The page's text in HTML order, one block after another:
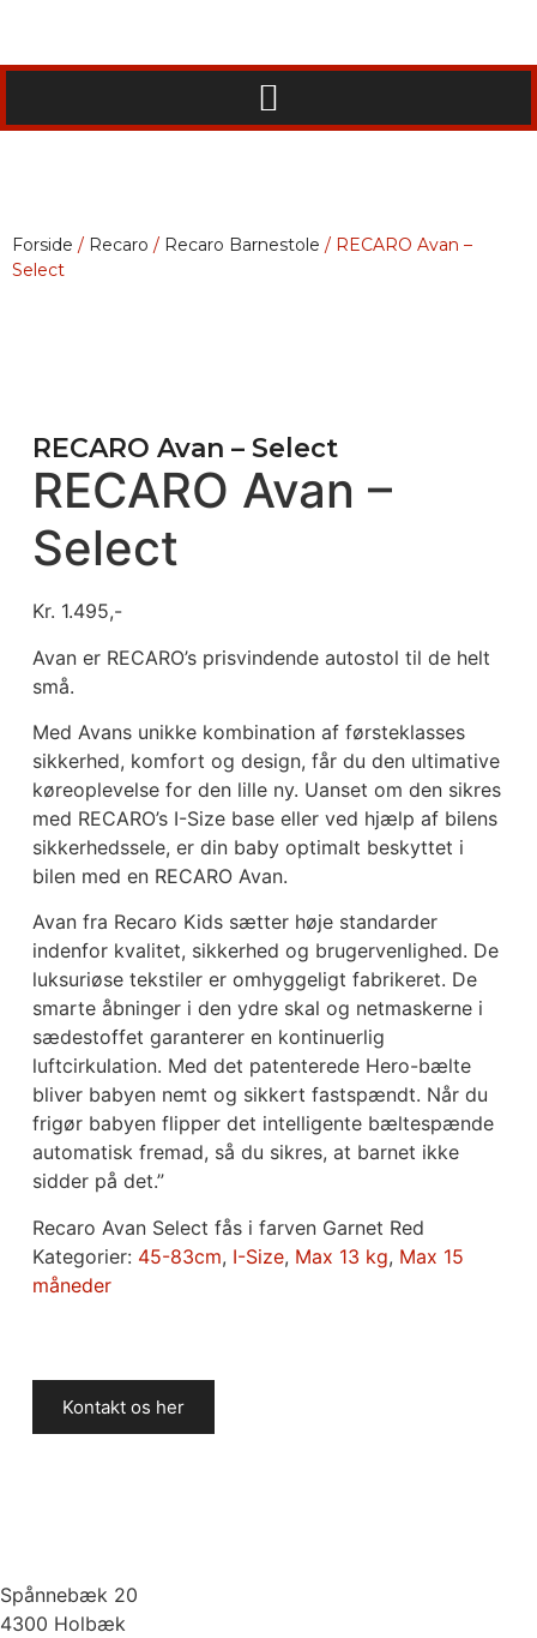
Forside / Recaro / Recaro Barnestole / RECARO Avan –
Select
RECARO Avan – Select
RECARO Avan –
Select
Kr. 1.495,-
Avan er RECARO’s prisvindende autostol til de helt
små.
Med Avans unikke kombination af førsteklasses
sikkerhed, komfort og design, får du den ultimative
køreoplevelse for den lille ny. Uanset om den sikres
med RECARO’s I-Size base eller ved hjælp af bilens
sikkerhedssele, er din baby optimalt beskyttet i
bilen med en RECARO Avan.
Avan fra Recaro Kids sætter høje standarder
indenfor kvalitet, sikkerhed og brugervenlighed. De
luksuriøse tekstiler er omhyggeligt fabrikeret. De
smarte åbninger i den ydre skal og netmaskerne i
sædestoffet garanterer en kontinuerlig
luftcirkulation. Med det patenterede Hero-bælte
bliver babyen nemt og sikkert fastspændt. Når du
frigør babyen flipper det intelligente bæltespænde
automatisk fremad, så du sikres, at barnet ikke
sidder på det.”
Recaro Avan Select fås i farven Garnet Red
Kategorier: 45-83cm, I-Size, Max 13 kg, Max 15
måneder
Kontakt os her
Spånnebæk 20
4300 Holbæk